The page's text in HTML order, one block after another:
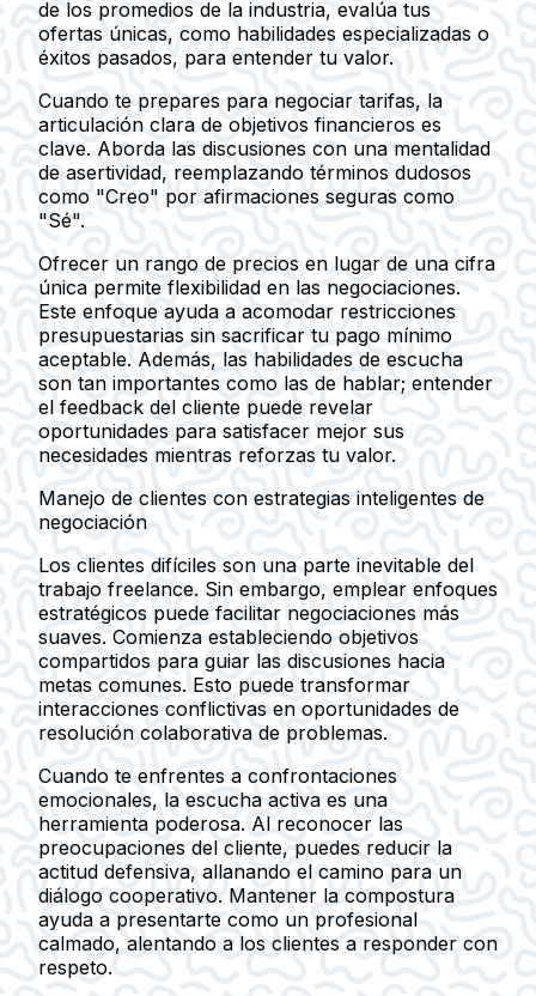
de los promedios de la industria, evalúa tus
ofertas únicas, como habilidades especializadas o
éxitos pasados, para entender tu valor.
Cuando te prepares para negociar tarifas, la
articulación clara de objetivos financieros es
clave. Aborda las discusiones con una mentalidad
de asertividad, reemplazando términos dudosos
como "Creo" por afirmaciones seguras como
"Sé".
Ofrecer un rango de precios en lugar de una cifra
única permite flexibilidad en las negociaciones.
Este enfoque ayuda a acomodar restricciones
presupuestarias sin sacrificar tu pago mínimo
aceptable. Además, las habilidades de escucha
son tan importantes como las de hablar; entender
el feedback del cliente puede revelar
oportunidades para satisfacer mejor sus
necesidades mientras reforzas tu valor.
Manejo de clientes con estrategias inteligentes de
negociación
Los clientes difíciles son una parte inevitable del
trabajo freelance. Sin embargo, emplear enfoques
estratégicos puede facilitar negociaciones más
suaves. Comienza estableciendo objetivos
compartidos para guiar las discusiones hacia
metas comunes. Esto puede transformar
interacciones conflictivas en oportunidades de
resolución colaborativa de problemas.
Cuando te enfrentes a confrontaciones
emocionales, la escucha activa es una
herramienta poderosa. Al reconocer las
preocupaciones del cliente, puedes reducir la
actitud defensiva, allanando el camino para un
diálogo cooperativo. Mantener la compostura
ayuda a presentarte como un profesional
calmado, alentando a los clientes a responder con
respeto.